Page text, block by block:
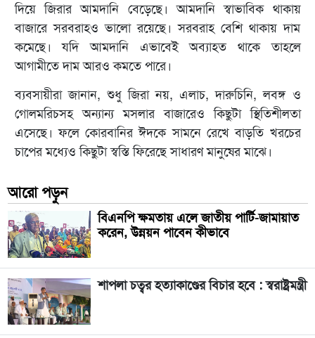
দিয়ে জিরার আমদানি বেড়েছে। আমদানি স্বাভাবিক থাকায়
বাজারে সরবরাহও ভালো রয়েছে। সরবরাহ বেশি থাকায় দাম
কমেছে। যদি আমদানি এভাবেই অব্যাহত থাকে তাহলে
আগামীতে দাম আরও কমতে পারে।
ব্যবসায়ীরা জানান, শুধু জিরা নয়, এলাচ, দারুচিনি, লবঙ্গ ও
গোলমরিচসহ অন্যান্য মসলার বাজারেও কিছুটা স্থিতিশীলতা
এসেছে। ফলে কোরবানির ঈদকে সামনে রেখে বাড়তি খরচের
চাপের মধ্যেও কিছুটা স্বস্তি ফিরেছে সাধারণ মানুষের মাঝে।
আরো পড়ুন
বিএনপি ক্ষমতায় এলে জাতীয় পার্টি-জামায়াত
করেন, উন্নয়ন পাবেন কীভাবে
শাপলা চত্বর হত্যাকাণ্ডের বিচার হবে : স্বরাষ্ট্রমন্ত্রী